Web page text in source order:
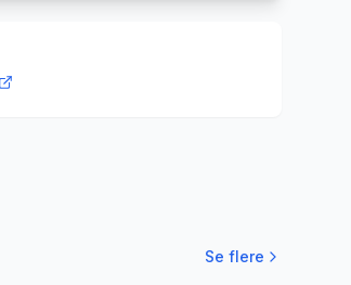
Se flere